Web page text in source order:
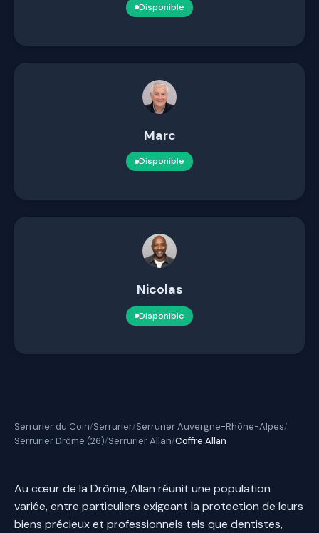
Disponible
Marc
Disponible
Nicolas
Disponible
Serrurier du Coin/Serrurier/Serrurier Auvergne-Rhône-Alpes/
Serrurier Drôme (26)/Serrurier Allan/Coffre Allan
Au cœur de la Drôme, Allan réunit une population
variée, entre particuliers exigeant la protection de leurs
biens précieux et professionnels tels que dentistes,